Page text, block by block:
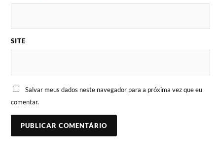
SITE
Salvar meus dados neste navegador para a próxima vez que eu
comentar.